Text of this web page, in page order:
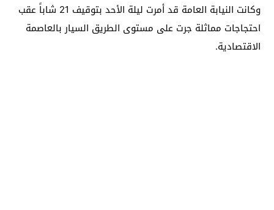
وكانت النيابة العامة قد أمرت ليلة الأحد بتوقيف 21 شاباً عقب
احتجاجات مماثلة جرت على مستوى الطريق السيار بالعاصمة
الاقتصادية.